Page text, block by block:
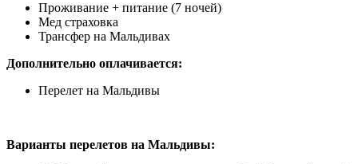
Проживание + питание (7 ночей)
Мед страховка
Трансфер на Мальдивах
Дополнительно оплачивается:
Перелет на Мальдивы
Варианты перелетов на Мальдивы: